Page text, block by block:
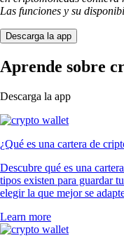
Las funciones y su
Descarga la app
Aprende sobre
Descarga la app
¿Qué es una cartera de
Descubre qué es una
tipos existen para guardar
elegir la que mejor se
Learn more